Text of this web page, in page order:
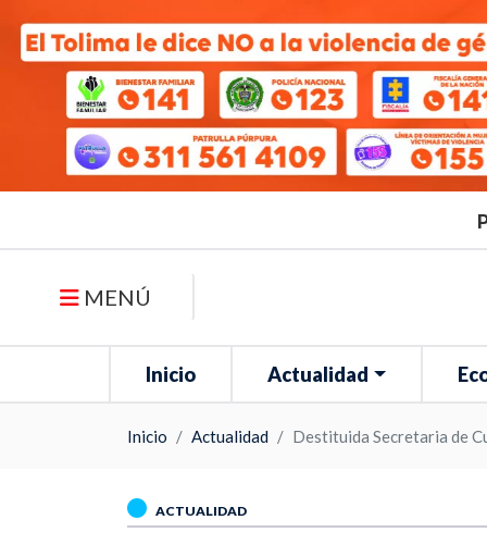
MENÚ
Inicio Actualidad
Inicio Actualidad Destituida Secretaria de
ACTUALIDAD